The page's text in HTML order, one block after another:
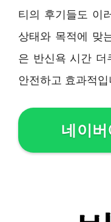
티의 후기들도 이
상태와 목적에 맞
은 반신욕 시간 더
안전하고 효과적입
네이